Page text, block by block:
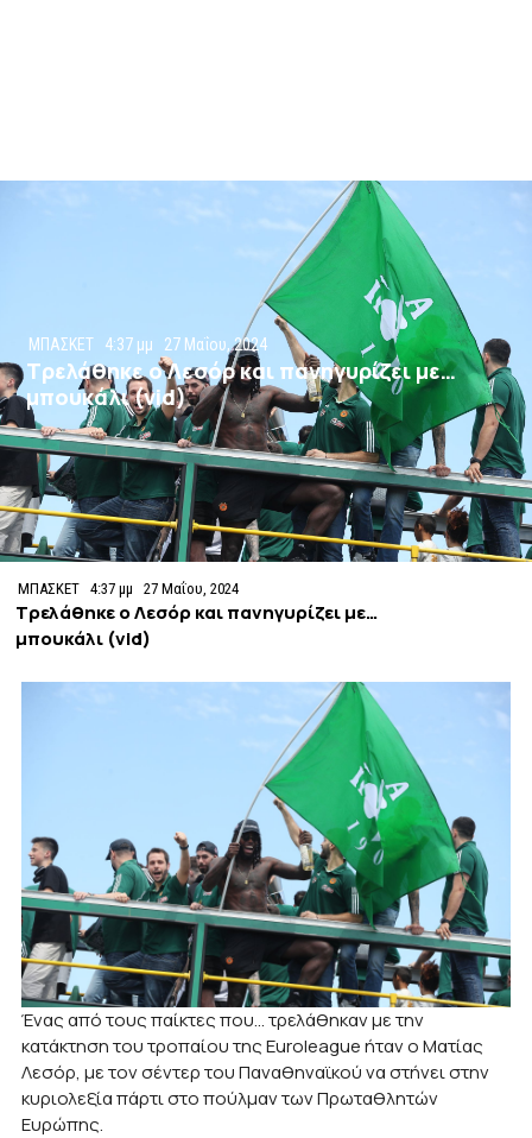
ΜΠΑΣΚΕΤ 4:37 μμ 27 Μαΐου, 2024
Τρελάθηκε ο Λεσόρ και πανηγυρίζει με…
μπουκάλι (vid)
ΜΠΑΣΚΕΤ 4:37 μμ 27 Μαΐου, 2024
Τρελάθηκε ο Λεσόρ και πανηγυρίζει με…
μπουκάλι (vid)
Ένας από τους παίκτες που… τρελάθηκαν με την
κατάκτηση του τροπαίου της Euroleague ήταν ο Ματίας
Λεσόρ, με τον σέντερ του Παναθηναϊκού να στήνει στην
κυριολεξία πάρτι στο πούλμαν των Πρωταθλητών
Ευρώπης.